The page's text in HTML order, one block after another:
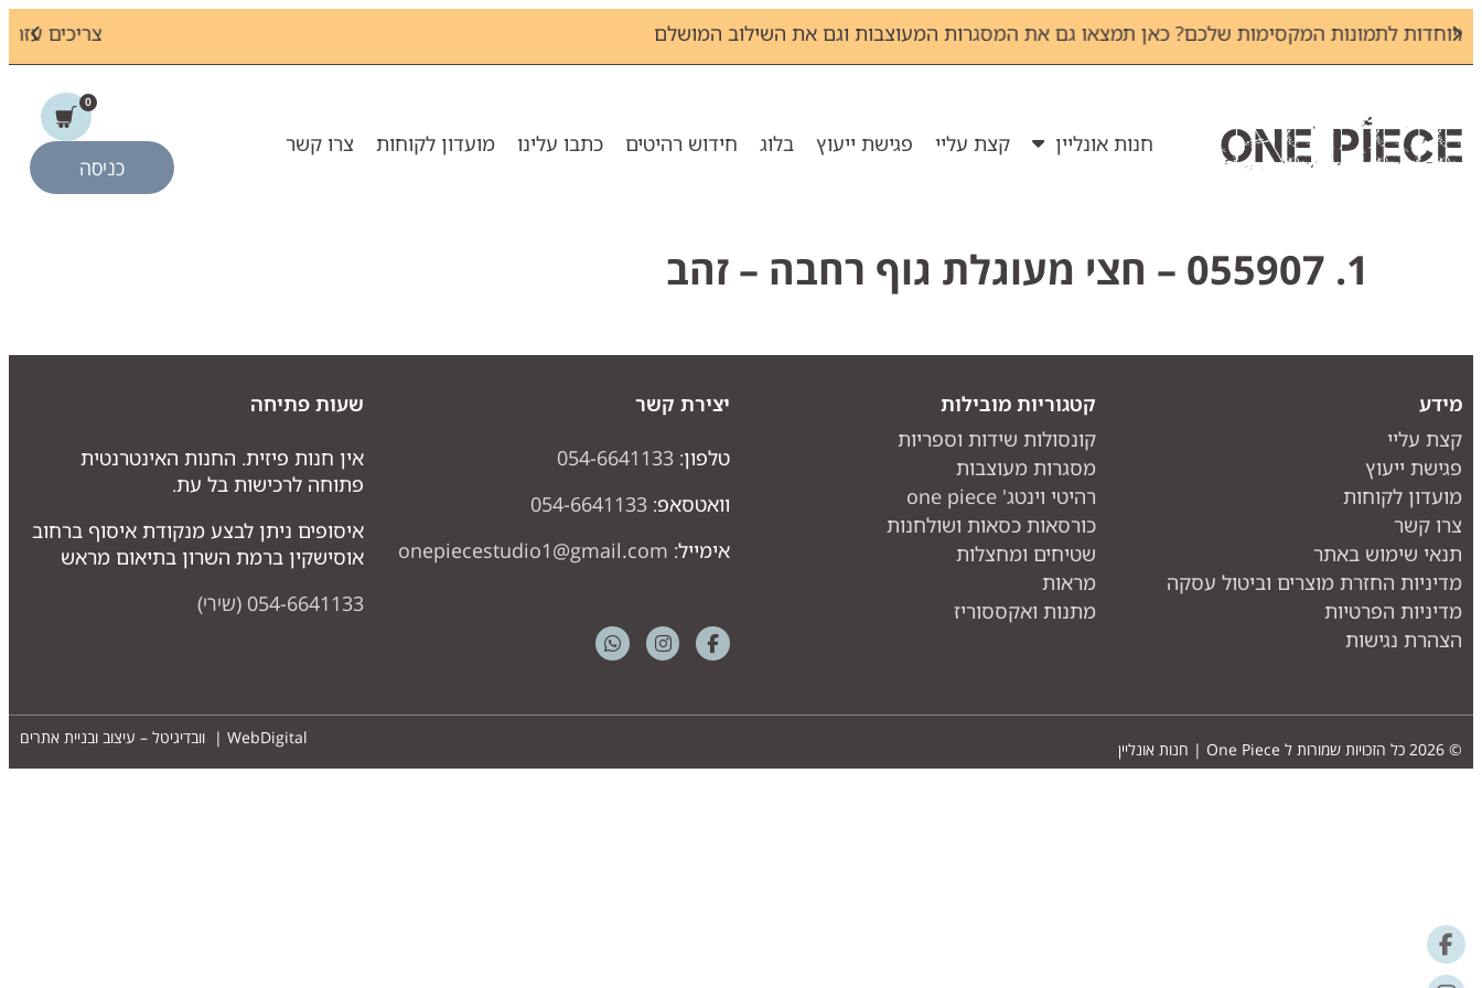
חיפשתם מסגרות מיוחדות לתמונות המקסימות שלכם? כאן תמצאו גם את המסגרות המעוצבות וגם את השילוב המושלם
חנות אונליין קצת עליי פגישת ייעוץ בלוג חידוש רהיטים כתבו עלינו מועדון לקוחות צרו קשר
0
כניסה
1. 055907 – חצי מעוגלת גוף רחבה – זהב
מידע
קצת עליי
פגישת ייעוץ
מועדון לקוחות
צרו קשר
תנאי שימוש באתר
מדיניות החזרת מוצרים וביטול עסקה
מדיניות הפרטיות
הצהרת נגישות
קטגוריות מובילות
קונסולות שידות וספריות
מסגרות מעוצבות
רהיטי וינטג' one piece
כורסאות כסאות ושולחנות
שטיחים ומחצלות
מראות
מתנות ואקססוריז
יצירת קשר
טלפון: 054-6641133
וואטסאפ: 054-6641133
אימייל: onepiecestudio1@gmail.com
שעות פתיחה
אין חנות פיזית. החנות האינטרנטית
פתוחה לרכישות בל עת.
איסופים ניתן לבצע מנקודת איסוף ברחוב
אוסישקין ברמת השרון בתיאום מראש
054-6641133 (שירי)
© 2026 כל הזכויות שמורות ל One Piece | חנות אונליין
WebDigital | וובדיגיטל – עיצוב ובניית אתרים